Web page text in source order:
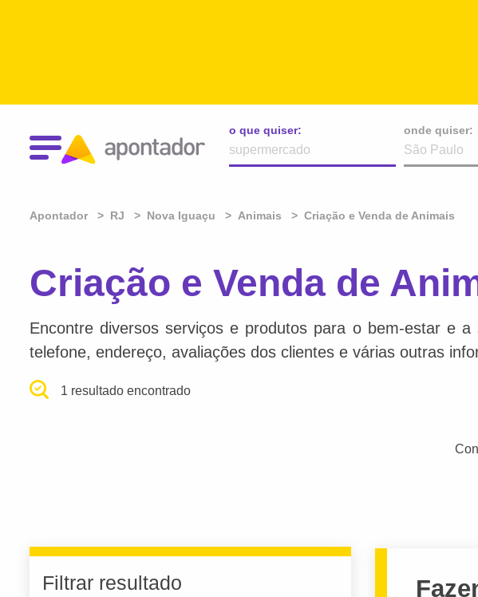
o que quiser:
onde quiser:
Apontador RJ Nova Iguaçu Animais Criação e Venda de Animais
Criação e Venda de
Encontre diversos serviços e produtos para o bem-estar e
telefone, endereço, avaliações dos clientes e várias outras
1 resultado encontrado
Filtrar resultado